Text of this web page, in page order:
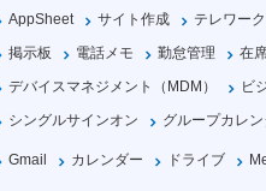
AppSheet サイト作成
テレワーク
掲示板
電話メモ 勤怠管理
在
デバイスマネジメント（MDM）
ビ
シングルサインオン
グループカレ
Gmail カレンダー ドライブ